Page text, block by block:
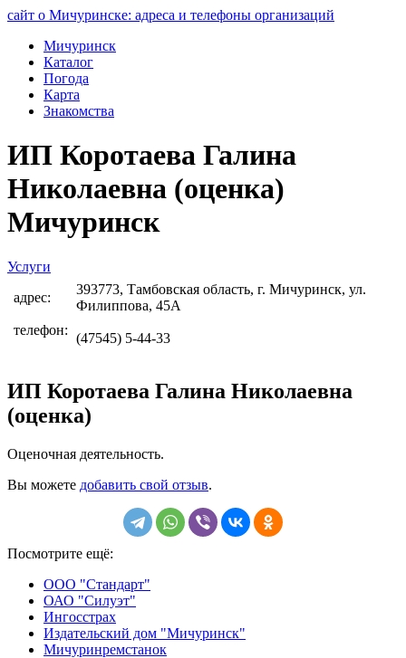
сайт о Мичуринске: адреса и телефоны организаций
Мичуринск
Каталог
Погода
Карта
Знакомства
ИП Коротаева Галина
Николаевна (оценка)
Мичуринск
Услуги
адрес:
393773, Тамбовская область, г. Мичуринск, ул.
Филиппова, 45А
телефон:
(47545) 5-44-33
ИП Коротаева Галина Николаевна
(оценка)
Оценочная деятельность.
Вы можете добавить свой отзыв.
Посмотрите ещё:
ООО "Стандарт"
ОАО "Силуэт"
Ингосстрах
Издательский дом "Мичуринск"
Мичуринремстанок